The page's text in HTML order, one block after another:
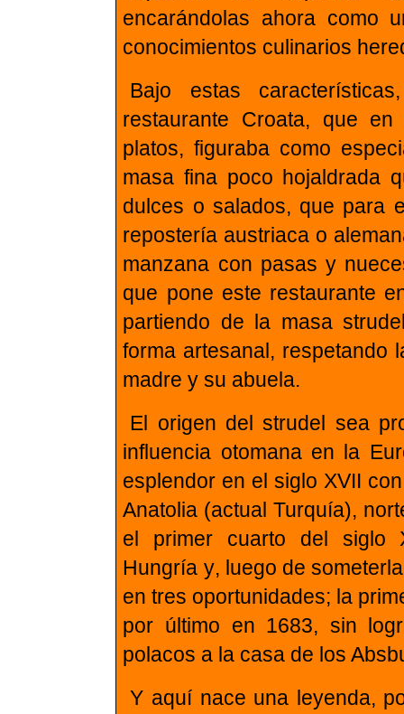
encarándolas ahora como
conocimientos culinarios
Bajo estas
restaurante Croata, que
platos, figuraba como
masa fina poco hojaldrada
dulces o salados, que para
repostería austriaca o
manzana con pasas y
que pone este restaurante
partiendo de la masa
forma artesanal, respetando
madre y su abuela.
El origen del strudel sea
influencia otomana en la
esplendor en el siglo XVII
Anatolia (actual Turquía),
el primer cuarto del siglo
Hungría y, luego de
en tres oportunidades; la
por último en 1683, sin
polacos a la casa de los
Y aquí nace una leyenda,